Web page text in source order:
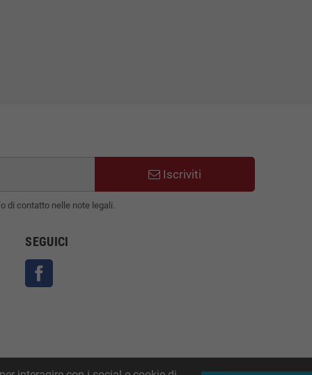
Iscriviti
di contatto nelle note legali.
SEGUICI